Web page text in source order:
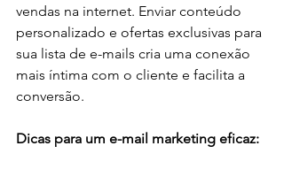
vendas na internet. Enviar conteúdo
personalizado e ofertas exclusivas para
sua lista de e-mails cria uma conexão
mais íntima com o cliente e facilita a
conversão.
Dicas para um e-mail marketing eficaz: